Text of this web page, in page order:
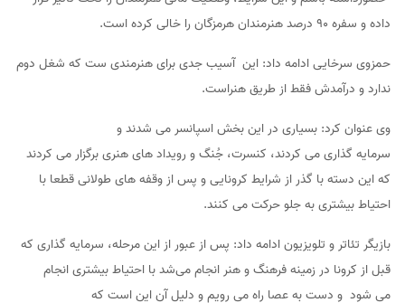
داده و سفره ۹۰ درصد هنرمندان هرمزگان را خالی کرده است.
حمزوی سرخایی ادامه داد: این آسیب جدی برای هنرمندی ست که شغل دوم
ندارد و درآمدش فقط از طریق هنراست.
وی عنوان کرد: بسیاری در این بخش اسپانسر می شدند و
سرمایه گذاری می کردند، کنسرت، جُنگ و رویداد های هنری برگزار می کردند
که این دسته با گذر از شرایط کرونایی و پس از وقفه های طولانی قطعا با
احتیاط بیشتری به جلو حرکت می کنند.
بازیگر تئاتر و تلویزیون ادامه داد: پس از عبور از این مرحله، سرمایه گذاری‌ که
قبل از کرونا در زمینه فرهنگ و هنر انجام می‌شد با احتیاط بیشتری انجام
می شود و دست به عصا راه می رویم و دلیل آن این است که